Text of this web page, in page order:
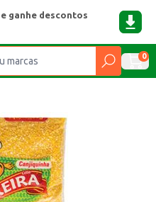
ganhe descontos
0